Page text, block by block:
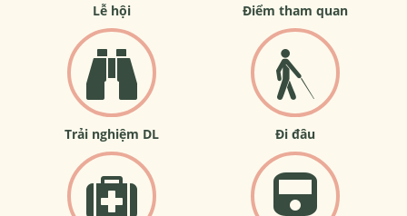
Lễ hội Điểm tham quan
Trải nghiệm DL Đi đâu